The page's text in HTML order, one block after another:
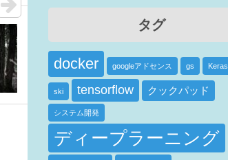
タグ
docker googleアドセンス gs Keras
ski tensorflow クックパッド
システム開発
ディープラーニング